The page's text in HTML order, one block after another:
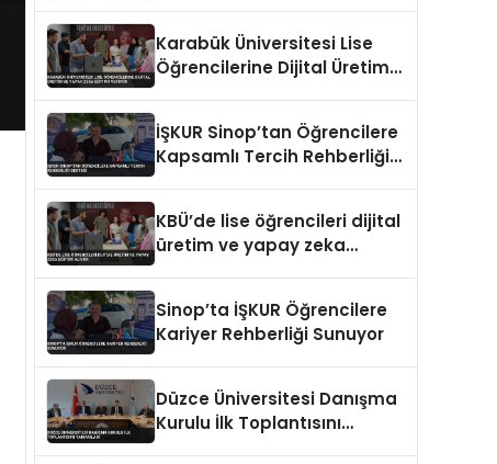
Karabük Üniversitesi Lise
Öğrencilerine Dijital Üretim
İŞKUR Sinop’tan Öğrencilere
Kapsamlı Tercih Rehberliği
KBÜ’de lise öğrencileri dijital
üretim ve yapay zeka
Sinop’ta İŞKUR Öğrencilere
Kariyer Rehberliği Sunuyor
Düzce Üniversitesi Danışma
Kurulu İlk Toplantısını